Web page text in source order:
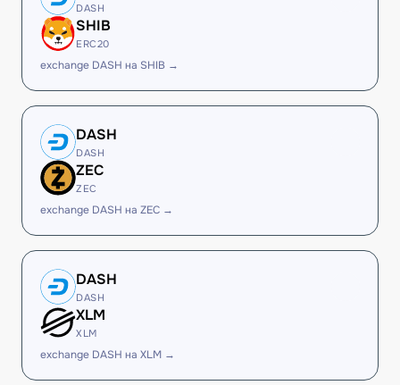
DASH
SHIB
ERC20
exchange DASH на SHIB →
DASH
DASH
ZEC
ZEC
exchange DASH на ZEC →
DASH
DASH
XLM
XLM
exchange DASH на XLM →